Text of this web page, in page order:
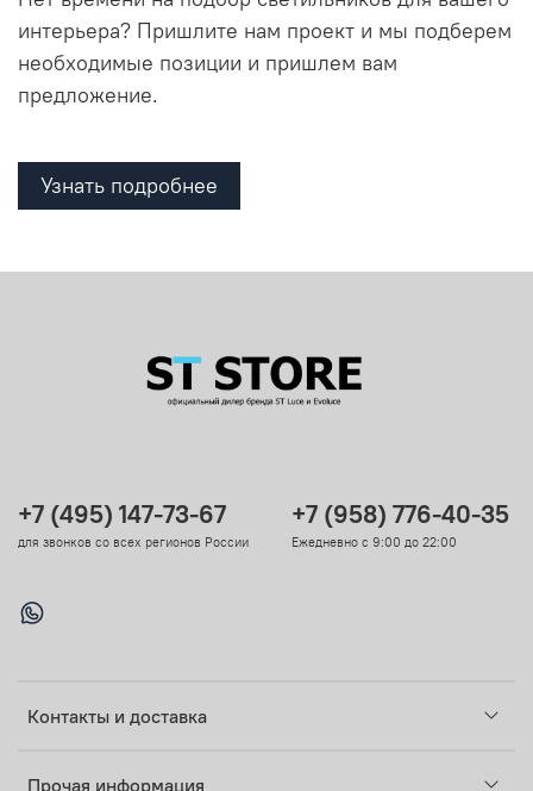
интерьера? Пришлите нам проект и мы подберем
необходимые позиции и пришлем вам
предложение.
Узнать подробнее
Контакты и доставка
Прочая информация
+7 (495) 147-73-67
для звонков со всех регионов России
+7 (958) 776-40-35
Ежедневно с 9:00 до 22:00